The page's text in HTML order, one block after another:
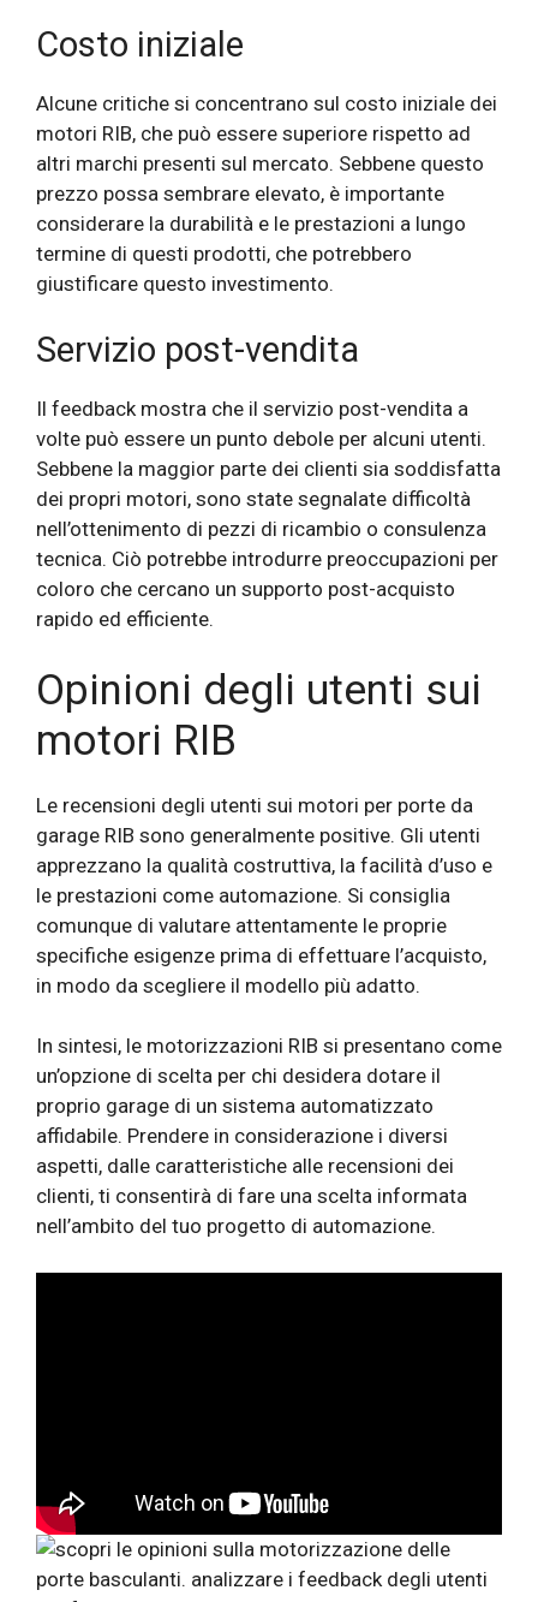
Costo iniziale
Alcune critiche si concentrano sul costo iniziale dei
motori RIB, che può essere superiore rispetto ad
altri marchi presenti sul mercato. Sebbene questo
prezzo possa sembrare elevato, è importante
considerare la durabilità e le prestazioni a lungo
termine di questi prodotti, che potrebbero
giustificare questo investimento.
Servizio post-vendita
Il feedback mostra che il servizio post-vendita a
volte può essere un punto debole per alcuni utenti.
Sebbene la maggior parte dei clienti sia soddisfatta
dei propri motori, sono state segnalate difficoltà
nell’ottenimento di pezzi di ricambio o consulenza
tecnica. Ciò potrebbe introdurre preoccupazioni per
coloro che cercano un supporto post-acquisto
rapido ed efficiente.
Opinioni degli utenti sui
motori RIB
Le recensioni degli utenti sui motori per porte da
garage RIB sono generalmente positive. Gli utenti
apprezzano la qualità costruttiva, la facilità d’uso e
le prestazioni come automazione. Si consiglia
comunque di valutare attentamente le proprie
specifiche esigenze prima di effettuare l’acquisto,
in modo da scegliere il modello più adatto.
In sintesi, le motorizzazioni RIB si presentano come
un’opzione di scelta per chi desidera dotare il
proprio garage di un sistema automatizzato
affidabile. Prendere in considerazione i diversi
aspetti, dalle caratteristiche alle recensioni dei
clienti, ti consentirà di fare una scelta informata
nell’ambito del tuo progetto di automazione.